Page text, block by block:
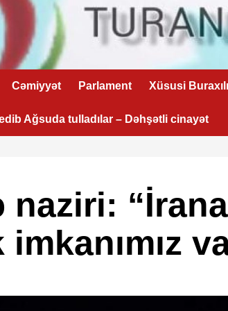
Cəmiyyət Parlament Xüsusi
Ağsuda tulladılar – Dəhşətli cinayət
naziri: “İrana